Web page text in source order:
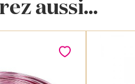
aussi...